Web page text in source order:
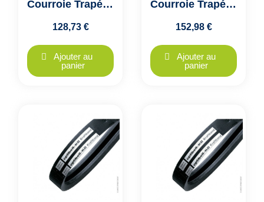
Courroie Trapézoïdale Jumelée 2A158 A4000 - Optibelt KB VB - 2 Brins
128,73 €
Ajouter au
panier
Courroie Trapézoïdale Jumelée 2A187 A4750 - Optibelt KB VB - 2 Brins
152,98 €
Ajouter au
panier